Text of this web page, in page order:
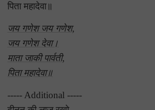
पिता महादेवा॥
जय गणेश जय गणेश,
जय गणेश देवा।
माता जाकी पार्वती,
पिता महादेवा॥
----- Additional -----